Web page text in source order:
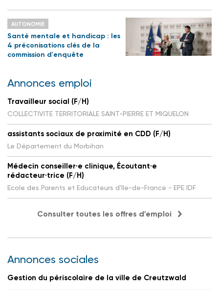
AUTONOMIE
Santé mentale et handicap : les
4 préconisations clés de la
commission d'enquête
Annonces emploi
Travailleur social (F/H)
COLLECTIVITE TERRITORIALE SAINT-PIERRE ET MIQUELON
assistants sociaux de proximité en CDD (F/H)
Le Département du Morbihan
Médecin conseiller·e clinique, Écoutant·e
rédacteur·trice (F/H)
Ecole des Parents et Educateurs d'Ile-de-France - EPE IDF
Consulter toutes les offres d'emploi
Annonces sociales
Gestion du périscolaire de la ville de Creutzwald